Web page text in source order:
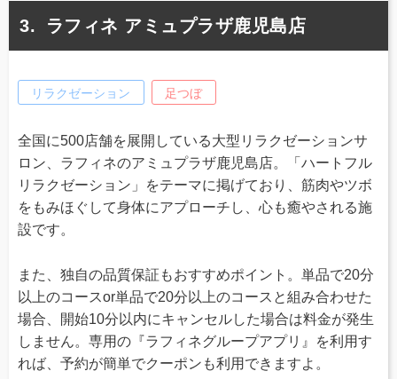
ラフィネ アミュプラザ鹿児島店
リラクゼーション 足つぼ
全国に500店舗を展開している大型リラクゼーションサ
ロン、ラフィネのアミュプラザ鹿児島店。「ハートフル
リラクゼーション」をテーマに掲げており、筋肉やツボ
をもみほぐして身体にアプローチし、心も癒やされる施
設です。
また、独自の品質保証もおすすめポイント。単品で20分
以上のコースor単品で20分以上のコースと組み合わせた
場合、開始10分以内にキャンセルした場合は料金が発生
しません。専用の『ラフィネグループアプリ』を利用す
れば、予約が簡単でクーポンも利用できますよ。